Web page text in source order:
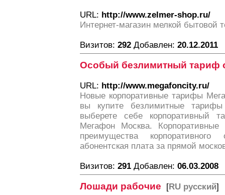
URL: http://www.zelmer-shop.ru/
Интернет-магазин мелкой бытовой
Визитов: 292 Добавлен: 20.12.2011
Особый безлимитный тариф
URL: http://www.megafoncity.ru/
Новые корпоративные тарифы
вы купите безлимитные
выберете себе корпоративный
Мегафон Москва.
преимущества
абонентская плата за прямой
Визитов: 291 Добавлен: 06.03.2008
Лошади рабочие [RU русский]